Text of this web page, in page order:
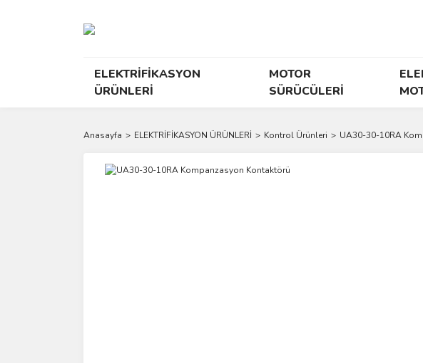
ELEKTRİFİKASYON
ÜRÜNLERİ
MOTOR
SÜRÜCÜLERİ
Anasayfa ELEKTRİFİKASYON ÜRÜNLERİ Kontrol Ürünleri UA30-30-10RA